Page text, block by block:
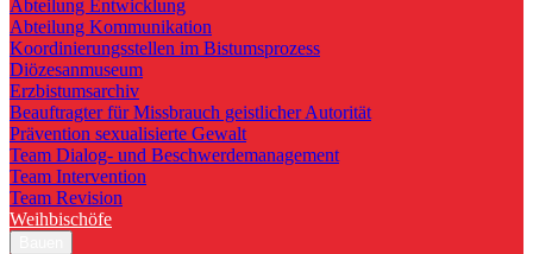
Abteilung Entwicklung
Abteilung Kommunikation
Koordinierungsstellen im Bistumsprozess
Diözesanmuseum
Erzbistumsarchiv
Beauftragter für Missbrauch geistlicher Autorität
Prävention sexualisierte Gewalt
Team Dialog- und Beschwerdemanagement
Team Intervention
Team Revision
Weihbischöfe